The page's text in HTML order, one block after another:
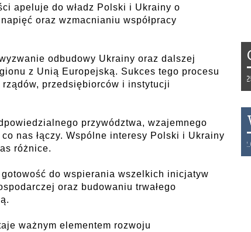
apeluje do władz Polski i Ukrainy o
oraz wzmacnianiu współpracy
odbudowy Ukrainy oraz dalszej
z Unią Europejską. Sukces tego procesu
rządów, przedsiębiorców i instytucji
przywództwa, wzajemnego
nas łączy. Wspólne interesy Polski i Ukrainy
różnice.
do wspierania wszelkich inicjatyw
oraz budowaniu trwałego
ważnym elementem rozwoju
Tydzień 42/2019 r. Niemcy EUR
THB 0.1129 USD 3.7324 AUD